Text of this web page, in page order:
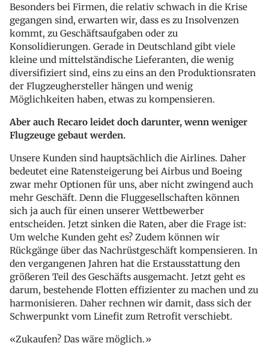
Besonders bei Firmen, die relativ schwach in die Krise
gegangen sind, erwarten wir, dass es zu Insolvenzen
kommt, zu Geschäftsaufgaben oder zu
Konsolidierungen. Gerade in Deutschland gibt viele
kleine und mittelständische Lieferanten, die wenig
diversifiziert sind, eins zu eins an den Produktionsraten
der Flugzeughersteller hängen und wenig
Möglichkeiten haben, etwas zu kompensieren.
Aber auch Recaro leidet doch darunter, wenn weniger
Flugzeuge gebaut werden.
Unsere Kunden sind hauptsächlich die Airlines. Daher
bedeutet eine Ratensteigerung bei Airbus und Boeing
zwar mehr Optionen für uns, aber nicht zwingend auch
mehr Geschäft. Denn die Fluggesellschaften können
sich ja auch für einen unserer Wettbewerber
entscheiden. Jetzt sinken die Raten, aber die Frage ist:
Um welche Kunden geht es? Zudem können wir
Rückgänge über das Nachrüstgeschäft kompensieren. In
den vergangenen Jahren hat die Erstausstattung den
größeren Teil des Geschäfts ausgemacht. Jetzt geht es
darum, bestehende Flotten effizienter zu machen und zu
harmonisieren. Daher rechnen wir damit, dass sich der
Schwerpunkt vom Linefit zum Retrofit verschiebt.
Zukaufen? Das wäre möglich.